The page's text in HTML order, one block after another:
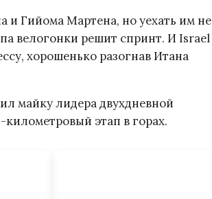
и Гийома Мартена, но уехать им не
велогонки решит спринт. И Israel
хорошенько разогнав Итана
майку лидера двухдневной
этап в горах.